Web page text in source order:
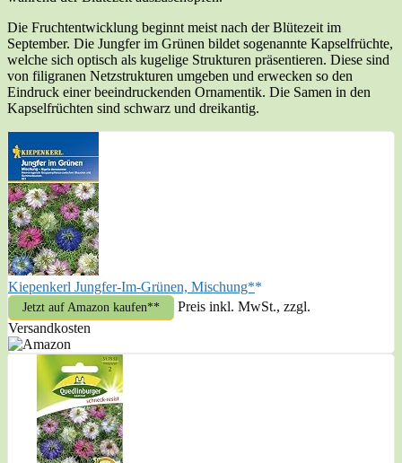
Die Fruchtentwicklung beginnt meist nach der Blütezeit im
September. Die Jungfer im Grünen bildet sogenannte Kapselfrüchte,
welche sich optisch als kugelige Strukturen präsentieren. Diese sind
von filigranen Netzstrukturen umgeben und erwecken so den
Eindruck einer beeindruckenden Ornamentik. Die Samen in den
Kapselfrüchten sind schwarz und dreikantig.
Kiepenkerl Jungfer-Im-Grünen, Mischung*
Jetzt auf Amazon kaufen*
Preis inkl. MwSt., zzgl.
Versandkosten